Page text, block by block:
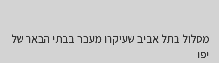
מסלול בתל אביב שעיקרו מעבר בבתי הבאר של
יפו